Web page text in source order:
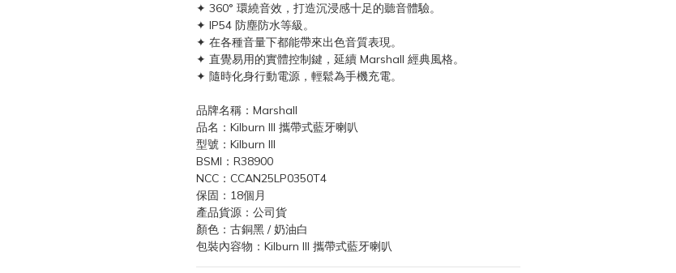
✦ 360° 環繞音效，打造沉浸感十足的聽音體驗。
✦ IP54 防塵防水等級。
✦ 在各種音量下都能帶來出色音質表現。
✦ 直覺易用的實體控制鍵，延續 Marshall 經典風格。
✦ 隨時化身行動電源，輕鬆為手機充電。
品牌名稱：Marshall
品名：Kilburn III 攜帶式藍牙喇叭
型號：Kilburn III
BSMI：R38900
NCC：CCAN25LP0350T4
保固：18個月
產品貨源：公司貨
顏色：古銅黑 / 奶油白
包裝內容物：Kilburn III 攜帶式藍牙喇叭